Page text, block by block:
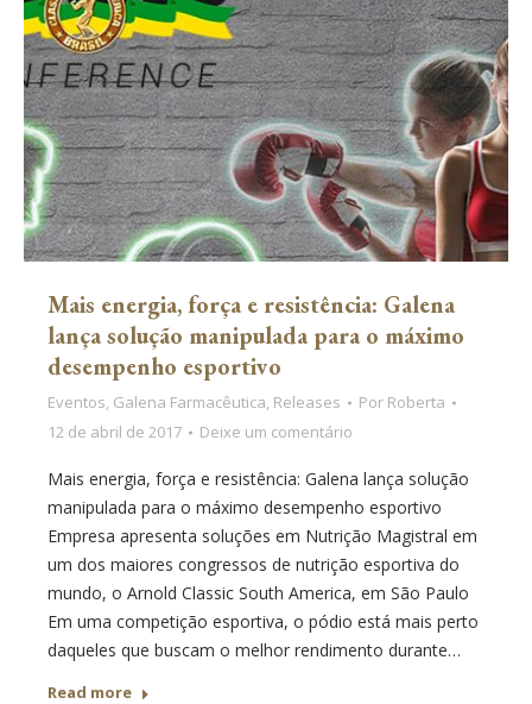
Mais energia, força e resistência: Galena
lança solução manipulada para o máximo
desempenho esportivo
Eventos, Galena Farmacêutica, Releases Por Roberta
12 de abril de 2017
Deixe um comentário
Mais energia, força e resistência: Galena lança solução
manipulada para o máximo desempenho esportivo
Empresa apresenta soluções em Nutrição Magistral em
um dos maiores congressos de nutrição esportiva do
mundo, o Arnold Classic South America, em São Paulo
Em uma competição esportiva, o pódio está mais perto
daqueles que buscam o melhor rendimento durante…
Read more